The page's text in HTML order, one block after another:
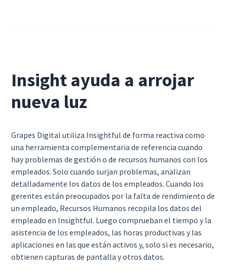
Insight ayuda a arrojar
nueva luz
Grapes Digital utiliza Insightful de forma reactiva como
una herramienta complementaria de referencia cuando
hay problemas de gestión o de recursos humanos con los
empleados. Solo cuando surjan problemas, analizan
detalladamente los datos de los empleados. Cuando los
gerentes están preocupados por la falta de rendimiento de
un empleado, Recursos Humanos recopila los datos del
empleado en Insightful. Luego comprueban el tiempo y la
asistencia de los empleados, las horas productivas y las
aplicaciones en las que están activos y, solo si es necesario,
obtienen capturas de pantalla y otros datos.